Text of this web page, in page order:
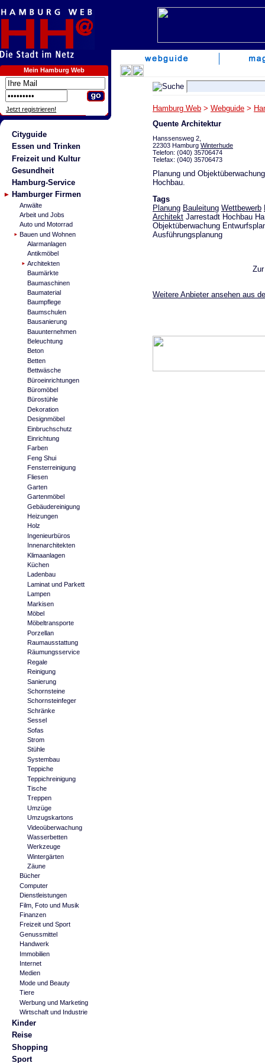
Mein Hamburg Web
Jetzt registrieren!
Cityguide
Essen und Trinken
Freizeit und Kultur
Gesundheit
Hamburg-Service
Hamburger Firmen
Anwälte
Arbeit und Jobs
Auto und Motorrad
Bauen und Wohnen
Alarmanlagen
Antikmöbel
Architekten
Baumärkte
Baumaschinen
Baumaterial
Baumpflege
Baumschulen
Bausanierung
Bauunternehmen
Beleuchtung
Beton
Betten
Bettwäsche
Büroeinrichtungen
Büromöbel
Bürostühle
Dekoration
Designmöbel
Einbruchschutz
Einrichtung
Farben
Feng Shui
Fensterreinigung
Fliesen
Garten
Gartenmöbel
Gebäudereinigung
Heizungen
Holz
Ingenieurbüros
Innenarchitekten
Klimaanlagen
Küchen
Ladenbau
Laminat und Parkett
Lampen
Markisen
Möbel
Möbeltransporte
Porzellan
Raumausstattung
Räumungsservice
Regale
Reinigung
Sanierung
Schornsteine
Schornsteinfeger
Schränke
Sessel
Sofas
Strom
Stühle
Systembau
Teppiche
Teppichreinigung
Tische
Treppen
Umzüge
Umzugskartons
Videoüberwachung
Wasserbetten
Werkzeuge
Wintergärten
Zäune
Bücher
Computer
Dienstleistungen
Film, Foto und Musik
Finanzen
Freizeit und Sport
Genussmittel
Handwerk
Immobilien
Internet
Medien
Mode und Beauty
Tiere
Werbung und Marketing
Wirtschaft und Industrie
Kinder
Reise
Shopping
Sport
Hamburg Web > Webguide >
Quente Architektur
Hanssensweg 2,
22303 Hamburg Winterhude
Telefon: (040) 35706474
Telefax: (040) 35706473
Planung und
Hochbau.
Tags
Planung Bauleitung Wettbewerb
Architekt Jarrestadt Hochbau
Objektüberwachung
Ausführungsplanung
Weitere Anbieter ansehen aus